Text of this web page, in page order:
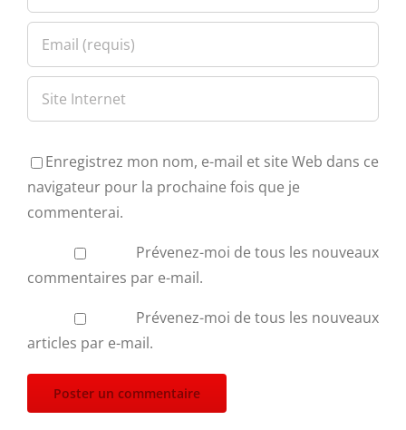
Enregistrez mon nom, e-mail et site Web dans ce
navigateur pour la prochaine fois que je
commenterai.
Prévenez-moi de tous les nouveaux
commentaires par e-mail.
Prévenez-moi de tous les nouveaux
articles par e-mail.